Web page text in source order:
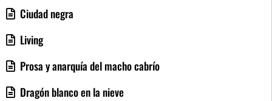
Ciudad negra
Living
Prosa y anarquía del macho cabrío
Dragón blanco en la nieve